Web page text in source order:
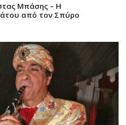
Μπάσης – Η
από τον Σπύρο